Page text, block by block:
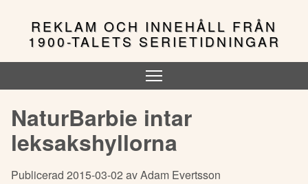
REKLAM OCH INNEHÅLL FRÅN
1900-TALETS SERIETIDNINGAR
NaturBarbie intar
leksakshyllorna
Publicerad 2015-03-02 av Adam Evertsson